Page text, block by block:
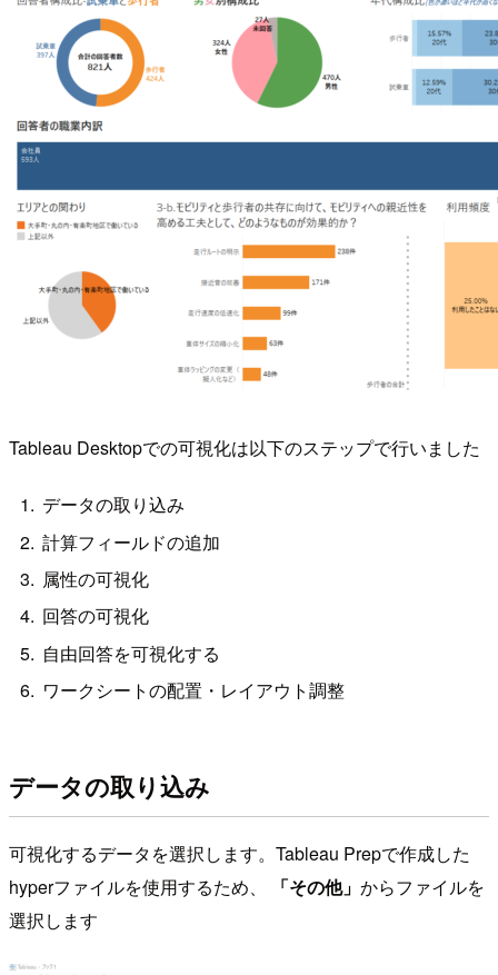
Tableau Desktopでの可視化は以下のステップで行いました
データの取り込み
計算フィールドの追加
属性の可視化
回答の可視化
自由回答を可視化する
ワークシートの配置・レイアウト調整
データの取り込み
可視化するデータを選択します。Tableau Prepで作成した
hyperファイルを使用するため、
「その他」 からファイルを
選択します